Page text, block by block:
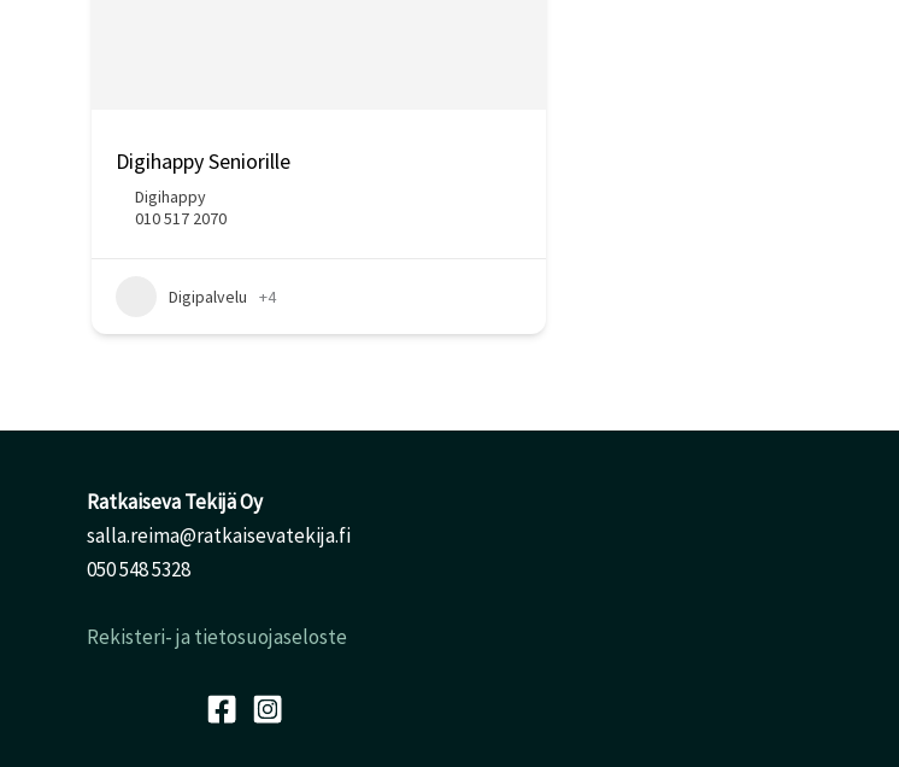
Digihappy Seniorille
Digihappy
010 517 2070
Digipalvelu +4
Ratkaiseva Tekijä Oy
salla.reima@ratkaisevatekija.fi
050 548 5328
Rekisteri- ja tietosuojaseloste